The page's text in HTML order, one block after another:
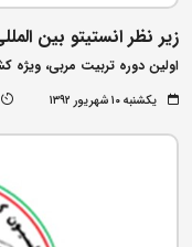
زیر نظر انستیتو بین
اولین دوره تربیت مربی، ویژه
یکشنبه ۱۰ شهریور ۱۳۹۲